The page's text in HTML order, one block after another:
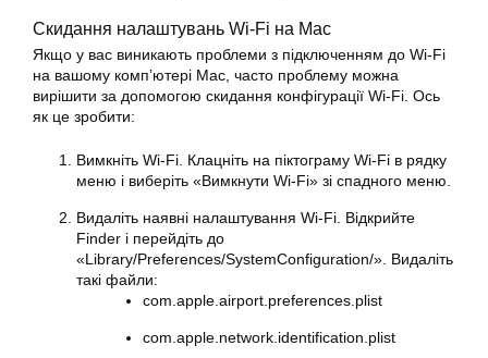
Скидання налаштувань Wi-Fi на Mac
Якщо у вас виникають проблеми з підключенням до Wi-Fi
на вашому комп’ютері Mac, часто проблему можна
вирішити за допомогою скидання конфігурації Wi-Fi. Ось
як це зробити:
Вимкніть Wi-Fi. Клацніть на піктограму Wi-Fi в рядку
меню і виберіть «Вимкнути Wi-Fi» зі спадного меню.
Видаліть наявні налаштування Wi-Fi. Відкрийте
Finder і перейдіть до
«Library/Preferences/SystemConfiguration/». Видаліть
такі файли:
com.apple.airport.preferences.plist
com.apple.network.identification.plist